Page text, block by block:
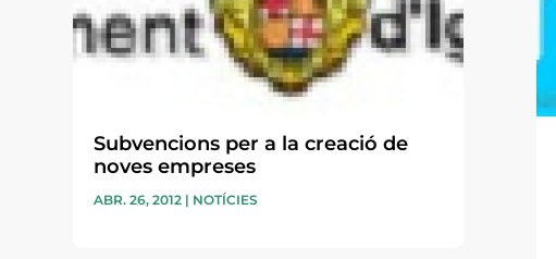
Subvencions per a la creació de
noves empreses
ABR. 26, 2012 | NOTÍCIES